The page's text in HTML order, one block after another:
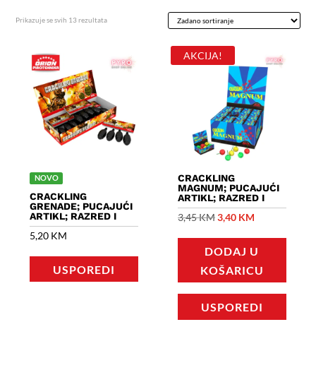
Prikazuje se svih 13 rezultata
NOVO
CRACKLING
GRENADE; PUCAJUĆI
ARTIKL; RAZRED I
5,20 KM
USPOREDI
AKCIJA!
CRACKLING
MAGNUM; PUCAJUĆI
ARTIKL; RAZRED I
3,45KMIzvorna
bila
je:
3,40 KM
je:
3,40 KM.
DODAJ U
KOŠARICU
USPOREDI